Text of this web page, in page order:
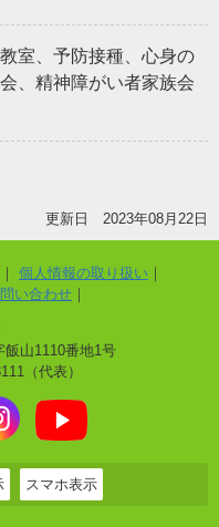
室、予防接種、心身の
、精神障がい者家族会
更新日 2023年08月22日
個人情報の取り扱い
い合わせ
飯山1110番地1号
（代表）
スマホ表示